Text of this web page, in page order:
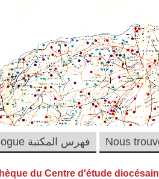
du Centre d'étude diocésain
Catalogue فهرس المكتبة